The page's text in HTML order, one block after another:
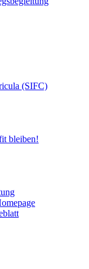
(SIFC)
bleiben!